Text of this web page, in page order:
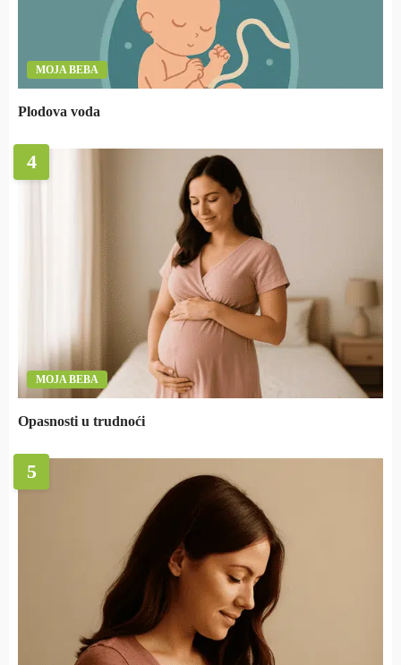
MOJA BEBA
Plodova voda
4
MOJA BEBA
Opasnosti u trudnoći
5